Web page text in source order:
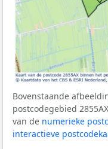
Bovenstaande
postcodegebied
van de numerieke
interactieve